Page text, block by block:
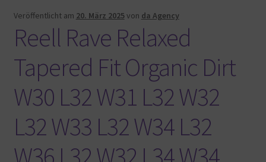
Veröffentlicht am 20. März 2025von da Agency
Reell Rave Relaxed
Tapered Fit Organic Dirt
W30 L32 W31 L32 W32
L32 W33 L32 W34 L32